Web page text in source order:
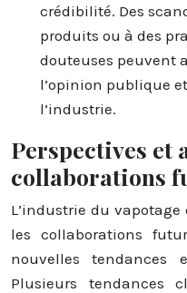
crédibilité. Des
produits ou à des
douteuses peuvent
l’opinion publique
l’industrie.
Perspectives et
collaborations
L’industrie du
les collaborations
nouvelles
Plusieurs tendances